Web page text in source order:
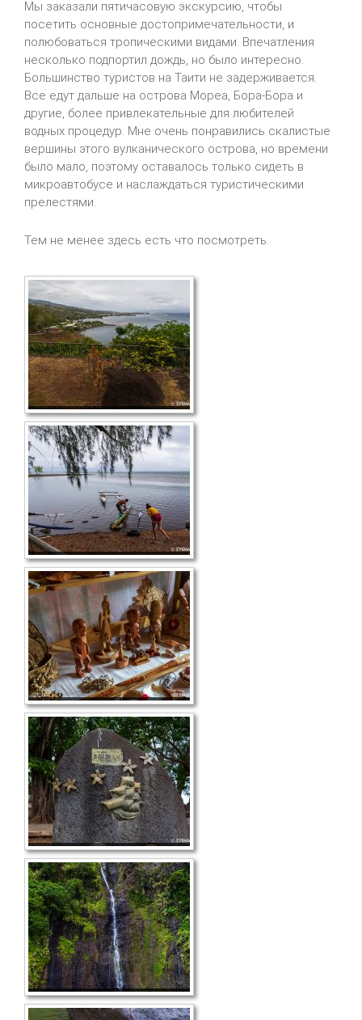
Мы заказали пятичасовую экскурсию, чтобы
посетить основные достопримечательности, и
полюбоваться тропическими видами. Впечатления
несколько подпортил дождь, но было интересно.
Большинство туристов на Таити не задерживается.
Все едут дальше на острова Мореа, Бора-Бора и
другие, более привлекательные для любителей
водных процедур. Мне очень понравились скалистые
вершины этого вулканического острова, но времени
было мало, поэтому оставалось только сидеть в
микроавтобусе и наслаждаться туристическими
прелестями.
Тем не менее здесь есть что посмотреть.